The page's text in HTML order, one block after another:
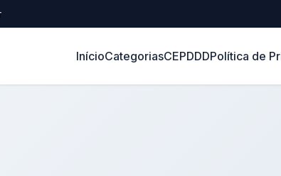
InícioCategoriasCEPDDDPolítica de